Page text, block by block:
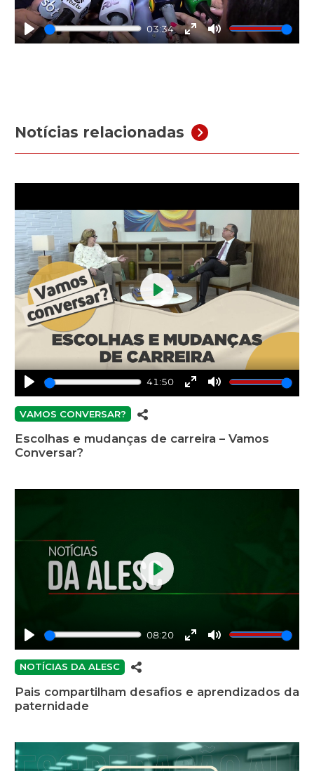
Play
03:34
EnterMute
Notícias relacionadas
Play
41:50
EnterMute
Play
VAMOS CONVERSAR?
Escolhas e mudanças de carreira – Vamos
Conversar?
Play
08:20
EnterMute
Play
NOTÍCIAS DA ALESC
Pais compartilham desafios e aprendizados da
paternidade